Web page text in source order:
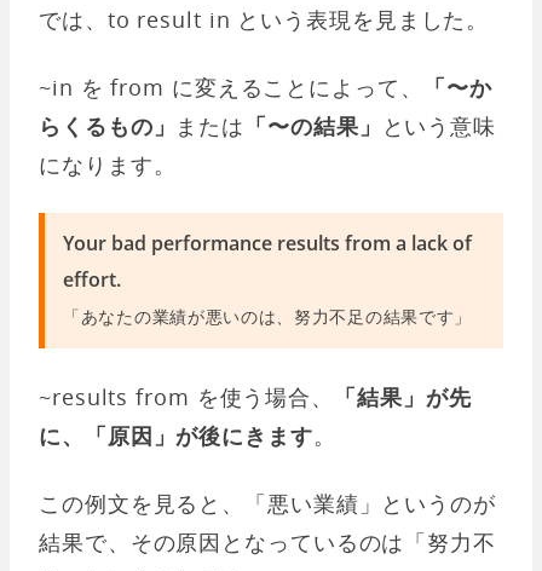
では、to result in という表現を見ました。
~in を from に変えることによって、
「〜か
らくるもの」 または 「〜の結果」 という意味
になります。
Your bad performance results from a lack of
effort.
「あなたの業績が悪いのは、努力不足の結果です」
~results from を使う場合、
「結果」が先
に、「原因」が後にきます。
この例文を見ると、「悪い業績」というのが
結果で、その原因となっているのは「努力不